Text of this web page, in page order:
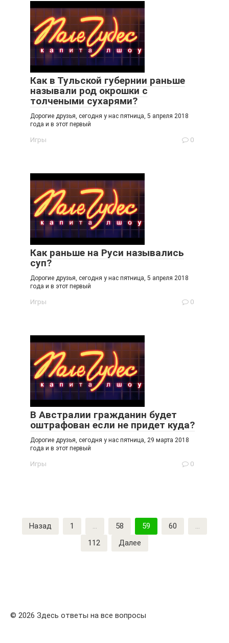
Как в Тульской губернии раньше
называли род окрошки с
толчеными сухарями?
Дорогие друзья, сегодня у нас пятница, 5 апреля 2018
года и в этот первый
Игры 0
Как раньше на Руси назывались
суп?
Дорогие друзья, сегодня у нас пятница, 5 апреля 2018
года и в этот первый
Игры 0
В Австралии гражданин будет
оштрафован если не придет куда?
Дорогие друзья, сегодня у нас пятница, 29 марта 2018
года и в этот первый
Игры 0
Пагинация
записей
Назад 1 … 58 59 60
…
112
Далее
© 2026 Здесь ответы на все вопросы